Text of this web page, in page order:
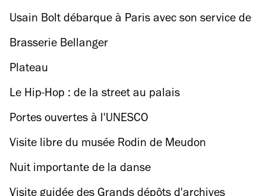
Usain Bolt débarque à Paris avec son service de
trottinettes électriques !
Brasserie Bellanger
Plateau
Le Hip-Hop : de la street au palais
Portes ouvertes à l'UNESCO
Visite libre du musée Rodin de Meudon
Nuit importante de la danse